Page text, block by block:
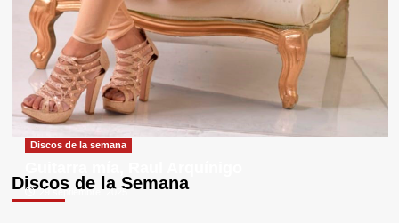
Discos de la Semana
Discos de la semana
29 septiembre, 2025